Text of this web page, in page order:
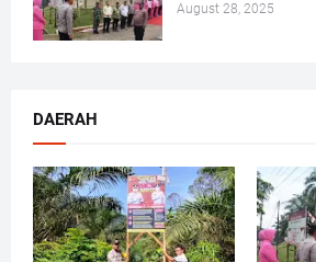
August 28, 2025
DAERAH